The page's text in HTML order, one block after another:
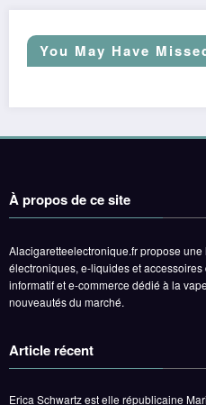
You May Have
À propos de ce site
Alacigaretteelectronique.fr propose
électroniques, e-liquides et
informatif et e-commerce dédié à la
nouveautés du marché.
Article récent
Erica Schwartz est elle républicaine